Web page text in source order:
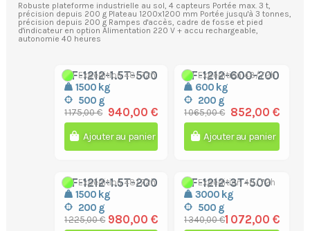
Robuste plateforme industrielle au sol, 4 capteurs Portée max. 3 t,
précision depuis 200 g Plateau 1200x1200 mm Portée jusqu'à 3 tonnes,
précision depuis 200 g Rampes d'accès, cadre de fosse et pied
d'indicateur en option Alimentation 220 V + accu rechargeable,
autonomie 40 heures
TF-1212-1.5T-500
1500 kg
500 g
Expédition 48/72h
1 175,00 € 940,00 €
Ajouter au panier
TF-1212-600-200
600 kg
200 g
Expédition 48/72h
1 065,00 € 852,00 €
Ajouter au panier
TF-1212-1.5T-200
1500 kg
200 g
Expédition 48/72h
1 225,00 € 980,00 €
TF-1212-3T-500
3000 kg
500 g
Expédition 48/72h
1 340,00 €1 072,00 €